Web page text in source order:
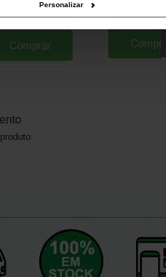
Personalizar
2,90€ 1,90€
Comprar
1,90€ 1,
Comprar